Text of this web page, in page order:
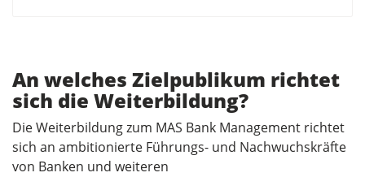
An welches Zielpublikum richtet
sich die Weiterbildung?
Die Weiterbildung zum MAS Bank Management richtet
sich an ambitionierte Führungs- und Nachwuchskräfte
von Banken und weiteren